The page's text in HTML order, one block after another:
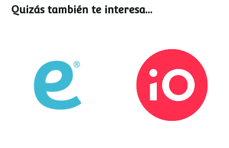
Quizás también te interesa…
Esemtia Stockio